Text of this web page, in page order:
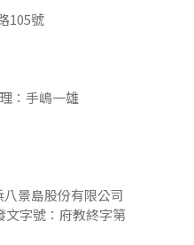
105號
：手嶋一雄
景島股份有限公司
文字號：府教終字第